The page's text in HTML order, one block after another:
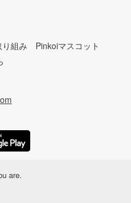
り組み
Pinkoiマスコット
are.